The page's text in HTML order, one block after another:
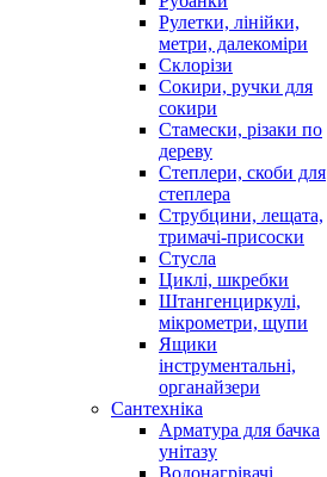
Рулетки, лінійки,
метри, далекоміри
Склорізи
Сокири, ручки для
сокири
Стамески, різаки по
дереву
Степлери, скоби для
степлера
Струбцини, лещата,
тримачі-присоски
Стусла
Циклі, шкребки
Штангенциркулі,
мікрометри, щупи
Ящики
інструментальні,
органайзери
Сантехніка
Арматура для бачка
унітазу
Водонагрівачі